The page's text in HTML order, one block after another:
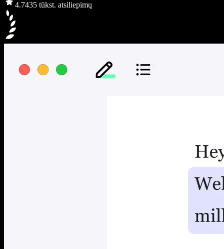
4.7435 tūkst. atsiliepimų